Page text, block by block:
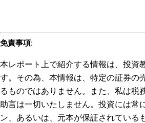
免責事項:
本レポート上で紹介する情報は、投資
す。その為、本情報は、特定の証券の
るものではありません。また、私は税
助言は一切いたしません。投資には常
ン、あるいは、元本が保証されている